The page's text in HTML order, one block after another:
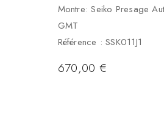
Montre: Seiko Presage
GMT
Référence : SSK011J1
670,00€